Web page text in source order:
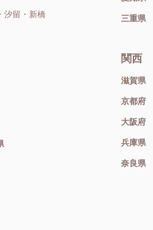
汐留・新橋 三重県
関西
滋賀県
京都府
大阪府
兵庫県
奈良県